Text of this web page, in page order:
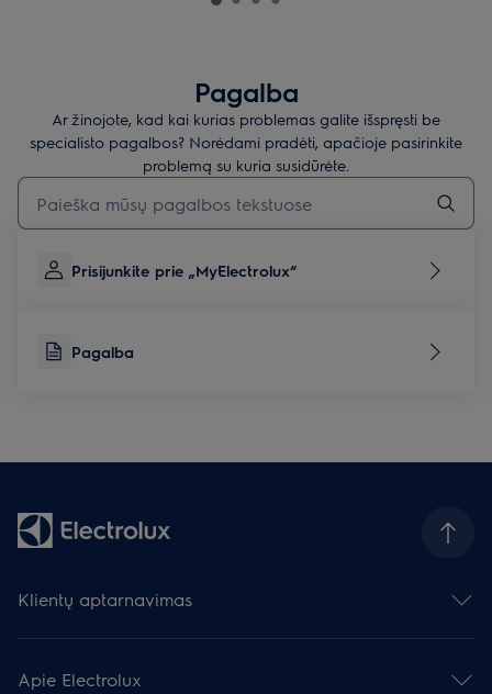
Pagalba
Ar žinojote, kad kai kurias problemas galite išspręsti be
specialisto pagalbos? Norėdami pradėti, apačioje pasirinkite
problemą su kuria susidūrėte.
Įveskite tekstą, jei norite ieškoti pagalbinių straipsnių
Prisijunkite prie „MyElectrolux“
Pagalba
Klientų aptarnavimas
Palikite atsiliepimą
Apie Electrolux